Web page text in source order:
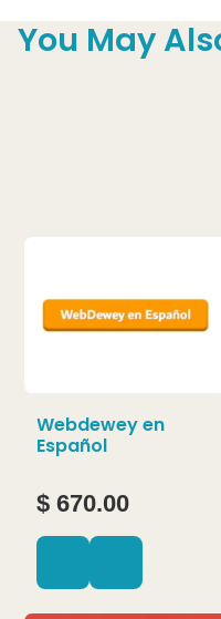
You May
Webdewey en
Español
$ 670.00